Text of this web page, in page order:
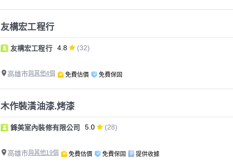
友構宏工程行
友構宏工程行 4.8 (32)
高雄市與其他4個 免費估價 免費保固
木作裝潢油漆.烤漆
鋒美室內裝修有限公司 5.0 (28)
高雄市與其他19個 免費估價 免費保固 提供收據